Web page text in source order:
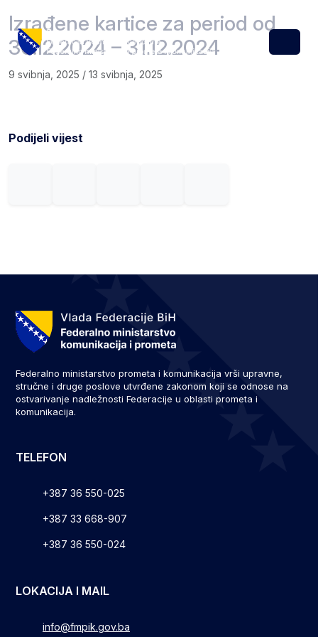
Menu
Izrađene kartice za period od
30.12.2024 – 31.12.2024
9 svibnja, 2025 / 13 svibnja, 2025
Podijeli vijest
Federalno ministarstvo prometa i komunikacija vrši upravne,
stručne i druge poslove utvrđene zakonom koji se odnose na
ostvarivanje nadležnosti Federacije u oblasti prometa i
komunikacija.
TELEFON
+387 36 550-025
+387 33 668-907
+387 36 550-024
LOKACIJA I MAIL
info@fmpik.gov.ba